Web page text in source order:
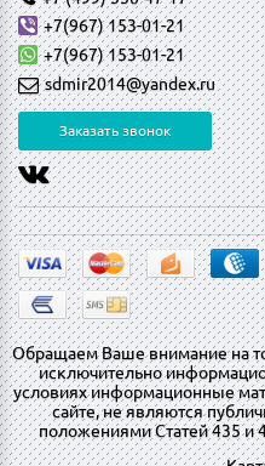
+7(967) 153-01-21
+7(967) 153-01-21
sdmir2014@yandex.ru
Заказать звонок
Обращаем Ваше внимание на
исключительно
условиях информационные
сайте, не являются
положениями Статей 435 и